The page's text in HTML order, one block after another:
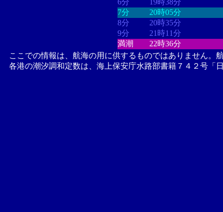
6分
19時38分
7分
20時05分
8分
20時35分
9分
21時11分
満潮
22時36分
ここでの情報は、航海の用に供するものではありません。
各港の潮汐調和定数は、海上保安庁水路部書籍７４２号「